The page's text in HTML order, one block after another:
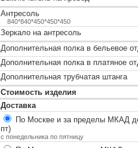
Антресоль
840*840*450*450*450
Зеркало на антресоль
Дополнительная полка в бельевое
Дополнительная полка в платяное
Дополнительная трубчатая штанга
Стоимость изделия
Доставка
По Москве и за пределы МКАД
пт)
с понедельника по пятницу